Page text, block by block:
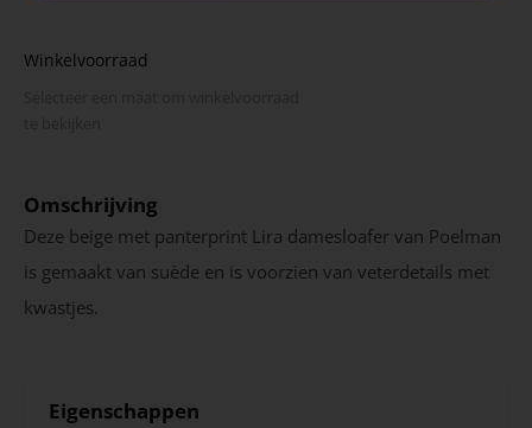
Winkelvoorraad
Omschrijving
Deze beige met panterprint Lira damesloafer van Poelman
is gemaakt van suède en is voorzien van veterdetails met
kwastjes.
Eigenschappen